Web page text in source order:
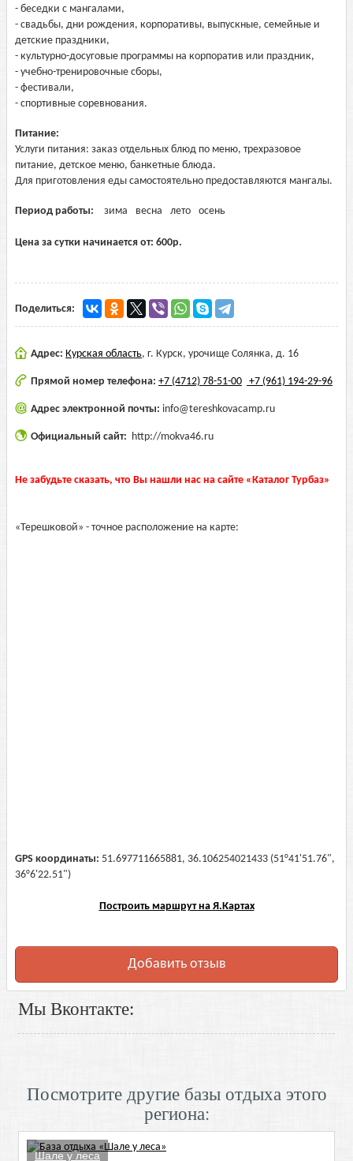
- беседки с мангалами,
- свадьбы, дни рождения, корпоративы, выпускные, семейные и
детские праздники,
- культурно-досуговые программы на корпоратив или праздник,
- учебно-тренировочные сборы,
- фестивали,
- спортивные соревнования.
Питание:
Услуги питания: заказ отдельных блюд по меню, трехразовое
питание, детское меню, банкетные блюда.
Для приготовления еды самостоятельно предоставляются мангалы.
Период работы: зима весна лето осень
Цена за сутки начинается от: 600р.
Поделиться:
Адрес: Курская область, г. Курск, урочище Солянка, д. 16
Прямой номер телефона: +7 (4712) 78-51-00 +7 (961) 194-29-96
Адрес электронной почты: info@tereshkovacamp.ru
Официальный сайт: http://mokva46.ru
Не забудьте сказать, что Вы нашли нас на сайте «Каталог Турбаз»
«Терешковой» - точное расположение на карте:
GPS координаты: 51.697711665881, 36.106254021433 (51°41'51.76",
36°6'22.51")
Построить маршрут на Я.Картах
Добавить отзыв
Мы Вконтакте:
Посмотрите другие базы отдыха этого
региона:
Шале у леса